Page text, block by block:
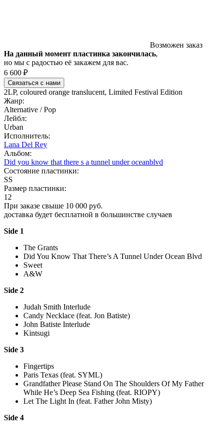
Возможен заказ
На данный момент пластинка закончилась,
но мы с радостью её закажем для вас.
6 600 ₽
Связаться с нами
2LP, coloured orange translucent, Limited Festival Edition
Жанр:
Alternative / Pop
Лейбл:
Urban
Исполнитель:
Lana Del Rey
Альбом:
Did you know that there s a tunnel under oceanblvd
Состояние пластинки:
SS
Размер пластинки:
12
При заказе свыше 10 000 руб.
доставка будет бесплатной в большинстве случаев
Side 1
The Grants
Did You Know That There’s A Tunnel Under Ocean Blvd
Sweet
A&W
Side 2
Judah Smith Interlude
Candy Necklace (feat. Jon Batiste)
John Batiste Interlude
Kintsugi
Side 3
Fingertips
Paris Texas (feat. SYML)
Grandfather Please Stand On The Shoulders Of My Father
While He’s Deep Sea Fishing (feat. RIOPY)
Let The Light In (feat. Father John Misty)
Side 4